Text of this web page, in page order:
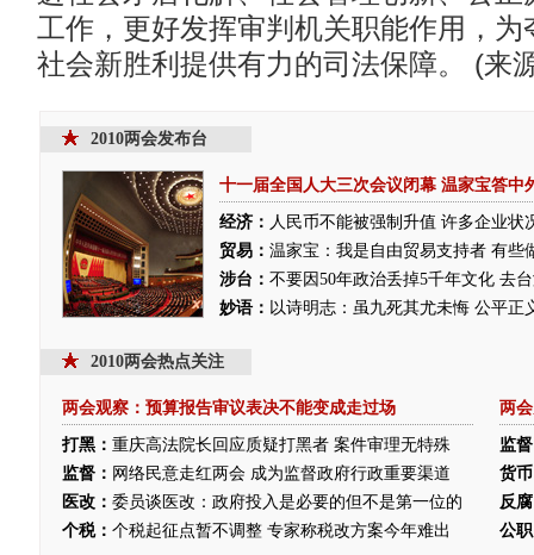
工作，更好发挥审判机关职能作用，为
社会新胜利提供有力的司法保障。 (来
2010两会发布台
十一届全国人大三次会议闭幕 温家宝答中
经济： 人民币不能被强制升值 许多企业状
贸易： 温家宝：我是自由贸易支持者 有些
涉台： 不要因50年政治丢掉5千年文化 去
妙语： 以诗明志：虽九死其尤未悔 公平正
2010两会热点关注
两会观察：预算报告审议表决不能变成走过场
打黑： 重庆高法院长回应质疑打黑者 案件审理无特殊
监督： 网络民意走红两会 成为监督政府行政重要渠道
医改： 委员谈医改：政府投入是必要的但不是第一位的
个税： 个税起征点暂不调整 专家称税改方案今年难出
两
监
货
反
公